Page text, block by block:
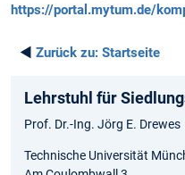
https://portal.mytum.de/
◄ Zurück zu: Startseite
Lehrstuhl für
Prof. Dr.-Ing. Jörg E. Drewes
Technische Universität